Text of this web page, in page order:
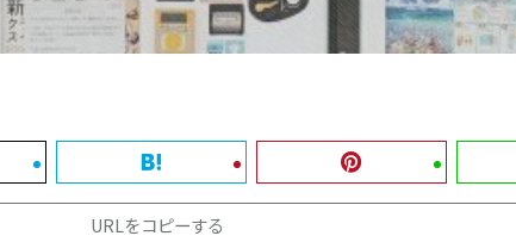
URLをコピーする